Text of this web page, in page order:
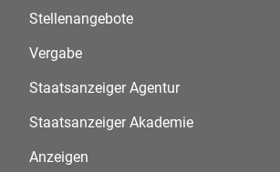
Stellenangebote
Vergabe
Staatsanzeiger Agentur
Staatsanzeiger Akademie
Anzeigen